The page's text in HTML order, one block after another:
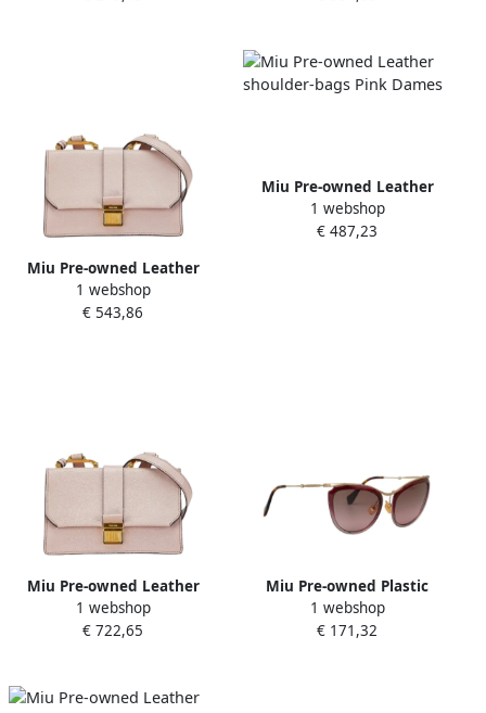
Miu Pre-owned Leather
shoulder-bags Pink Dames
1 webshop
€ 543,86
Miu Pre-owned Leather
shoulder-bags Pink Dames
1 webshop
€ 487,23
Miu Pre-owned Leather
shoulder-bags Pink Dames
1 webshop
€ 722,65
Miu Pre-owned Plastic
sunglasses Pink Dames
1 webshop
€ 171,32